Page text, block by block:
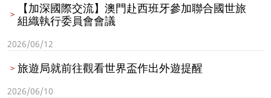
【加深國際交流】澳門赴西班牙參加聯合國世旅
組織執行委員會會議
2026/06/12
旅遊局就前往觀看世界盃作出外遊提醒
2026/06/10